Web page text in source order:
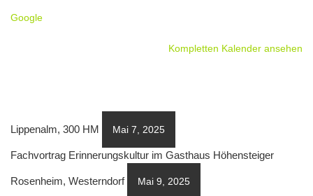
Google
Kompletten Kalender ansehen
Lippenalm, 300 HM Mai 7, 2025
Fachvortrag Erinnerungskultur im Gasthaus Höhensteiger
Rosenheim, Westerndorf Mai 9, 2025